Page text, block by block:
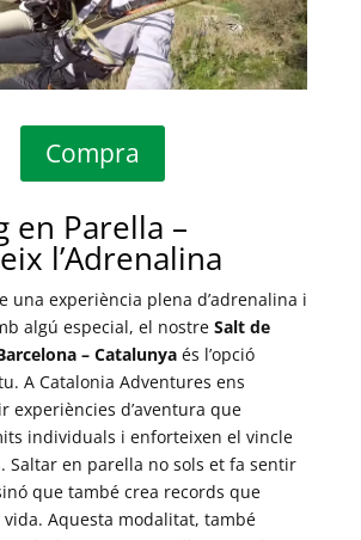
Compra
en Parella –
l’Adrenalina
una experiència plena d’adrenalina i
algú especial, el nostre Salt de
– Catalunyaés l’opció
A Catalonia Adventures ens
experiències d’aventura que
individuals i enforteixen el vincle
Saltar en parella no sols et fa sentir
que també crea records que
Aquesta modalitat, també